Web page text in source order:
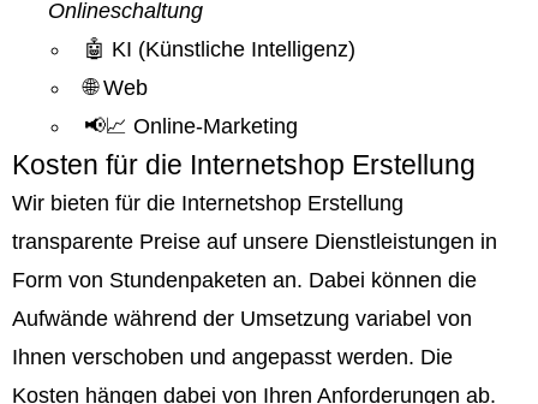
Onlineschaltung
🤖 KI (Künstliche Intelligenz)
🌐 Web
📢📈 Online-Marketing
Kosten für die Internetshop Erstellung
Wir bieten für die Internetshop Erstellung
transparente Preise auf unsere Dienstleistungen in
Form von Stundenpaketen an. Dabei können die
Aufwände während der Umsetzung variabel von
Ihnen verschoben und angepasst werden. Die
Kosten hängen dabei von Ihren Anforderungen ab.